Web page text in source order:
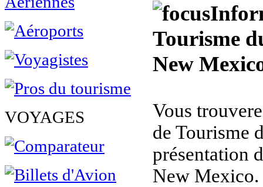
VOYAGES
Tourisme
New
Vous
de Tourisme
présentation
New Mexico.